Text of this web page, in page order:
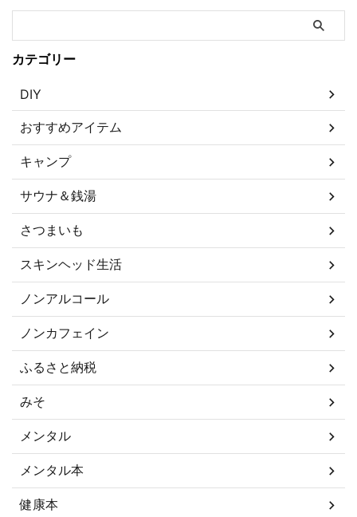
カテゴリー
DIY
おすすめアイテム
キャンプ
サウナ＆銭湯
さつまいも
スキンヘッド生活
ノンアルコール
ノンカフェイン
ふるさと納税
みそ
メンタル
メンタル本
健康本